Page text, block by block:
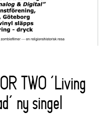
TWO ‘Living
ny singel